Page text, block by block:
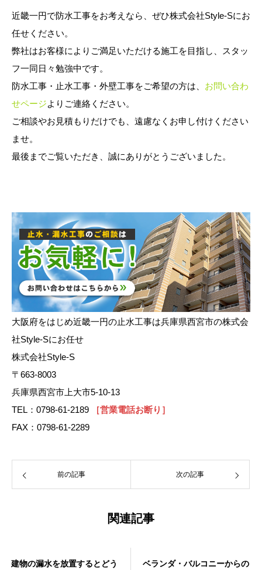
近畿一円で防水工事をお考えなら、ぜひ株式会社Style-Sにお
任せください。
弊社はお客様によりご満足いただける施工を目指し、スタッ
フ一同日々勉強中です。
防水工事・止水工事・外壁工事をご希望の方は、 お問い合わ
せページよりご連絡ください。
ご相談やお見積もりだけでも、遠慮なくお申し付けください
ませ。
最後までご覧いただき、誠にありがとうございました。
大阪府をはじめ近畿一円の止水工事は兵庫県西宮市の株式会
社Style-Sにお任せ
株式会社Style-S
〒663-8003
兵庫県西宮市上大市5-10-13
TEL：0798-61-2189
［営業電話お断り］
FAX：0798-61-2289
前の記事 次の記事
関連記事
建物の漏水を放置するとどう
ベランダ・バルコニーからの